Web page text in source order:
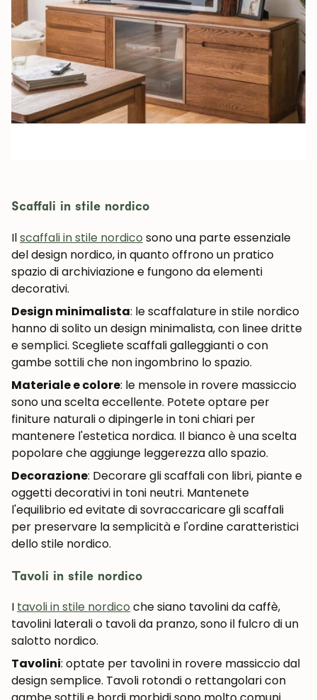
Scaffali in stile nordico
Ilscaffali in stile nordico sono una parte essenziale
del design nordico, in quanto offrono un pratico
spazio di archiviazione e fungono da elementi
decorativi.
Design minimalista: le scaffalature in stile nordico
hanno di solito un design minimalista, con linee dritte
e semplici. Scegliete scaffali galleggianti o con
gambe sottili che non ingombrino lo spazio.
Materiale e colore: le mensole in rovere massiccio
sono una scelta eccellente. Potete optare per
finiture naturali o dipingerle in toni chiari per
mantenere l'estetica nordica. Il bianco è una scelta
popolare che aggiunge leggerezza allo spazio.
Decorazione: Decorare gli scaffali con libri, piante e
oggetti decorativi in toni neutri. Mantenete
l'equilibrio ed evitate di sovraccaricare gli scaffali
per preservare la semplicità e l'ordine caratteristici
dello stile nordico.
Tavoli in stile nordico
I tavoli in stile nordico che siano tavolini da caffè,
tavolini laterali o tavoli da pranzo, sono il fulcro di un
salotto nordico.
Tavolini: optate per tavolini in rovere massiccio dal
design semplice. Tavoli rotondi o rettangolari con